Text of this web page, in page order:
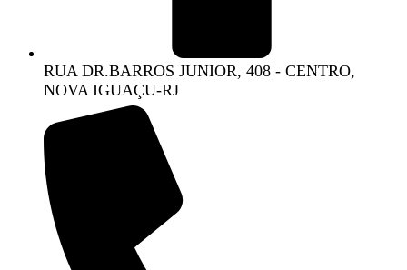
RUA DR.BARROS JUNIOR, 408 - CENTRO,
NOVA IGUAÇU-RJ